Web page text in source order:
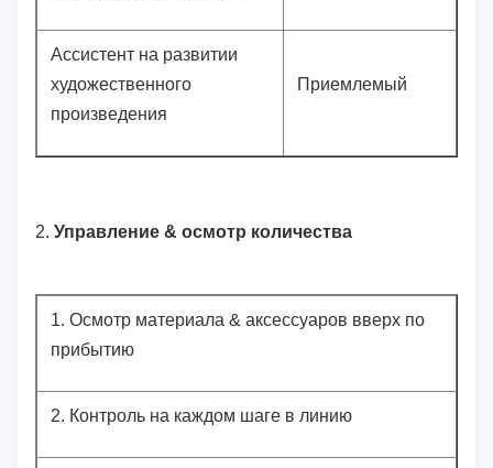
Ассистент на развитии
художественного
произведения
Приемлемый
2. Управление & осмотр количества
1. Осмотр материала & аксессуаров вверх по
прибытию
2. Контроль на каждом шаге в линию